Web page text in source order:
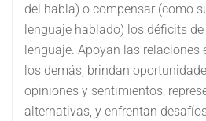
del habla) o compensar (como
lenguaje hablado) los déficits
lenguaje. Apoyan las relaciones
los demás, brindan
opiniones y sentimientos,
alternativas, y enfrentan